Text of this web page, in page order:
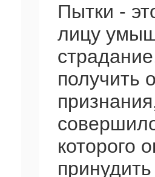
Пытки -
лицу
получить
которого